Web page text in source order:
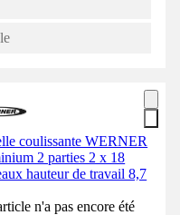
coulissante WERNER
2 parties 2 x 18
hauteur de travail 8,7
n'a pas encore été